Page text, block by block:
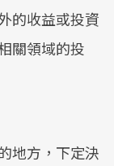
的收益或投資
關領域的投
地方，下定決